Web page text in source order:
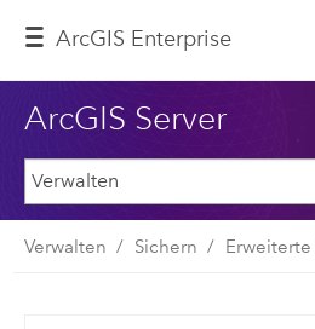
ArcGIS Enterprise
ArcGIS Server
Verwalten Sichern Erweiterte